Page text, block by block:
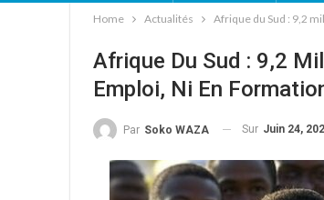
Home Actualités Afrique du Sud : 9,2
Afrique Du Sud : 9,2
Emploi, Ni En
Par Soko WAZA Sur Juin 24,